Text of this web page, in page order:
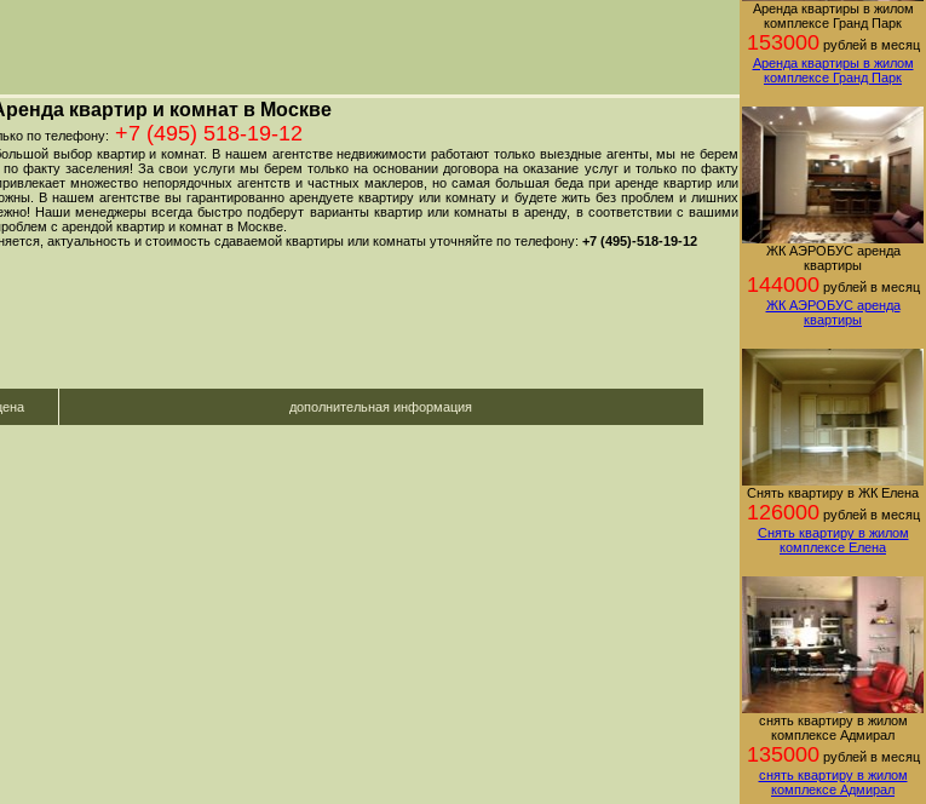
квартир и комнат в Москве
по телефону: +7 (495) 518-19-12
выбор квартир и комнат. В нашем агентстве недвижимости работают только выездные агенты, мы не берем
факту заселения! За свои услуги мы берем только на основании договора на оказание услуг и только по факту
множество непорядочных агентств и частных маклеров, но самая большая беда при аренде квартир или
В нашем агентстве вы гарантированно арендуете квартиру или комнату и будете жить без проблем и лишних
Наши менеджеры всегда быстро подберут варианты квартир или комнаты в аренду, в соответствии с вашими
с арендой квартир и комнат в Москве.
актуальность и стоимость сдаваемой квартиры или комнаты уточняйте по телефону: +7 (495)-518-19-12
дополнительная информация
Аренда квартиры в жилом
комплексе Гранд Парк
153000рублей в месяц
Аренда квартиры в жилом
комплексе Гранд Парк
ЖК АЭРОБУС аренда
квартиры
144000рублей в месяц
ЖК АЭРОБУС аренда
квартиры
Снять квартиру в ЖК Елена
126000рублей в месяц
Снять квартиру в жилом
комплексе Елена
снять квартиру в жилом
комплексе Адмирал
135000рублей в месяц
снять квартиру в жилом
комплексе Адмирал